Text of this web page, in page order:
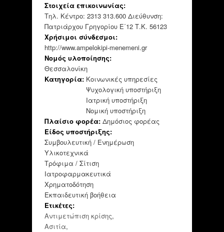
Στοιχεία επικοινωνίας:
Τηλ. Κέντρο: 2313 313.600 Διεύθυνση:
Πατριάρχου Γρηγορίου Ε΄12 Τ.Κ. 56123
Χρήσιμοι σύνδεσμοι:
http://www.ampelokipi-menemeni.gr
Νομός υλοποίησης:
Θεσσαλονίκη
Κατηγορία: Κοινωνικές υπηρεσίες
Ψυχολογική υποστήριξη
Ιατρική υποστήριξη
Νομική υποστήριξη
Πλαίσιο φορέα: Δημόσιος φορέας
Είδος υποστήριξης:
Συμβουλευτική / Ενημέρωση
Υλικοτεχνικά
Τρόφιμα / Σίτιση
Ιατροφαρμακευτικά
Χρηματοδότηση
Εκπαιδευτική βοήθεια
Ετικέτες:
Αντιμετώπιση κρίσης,
Ασιτία,